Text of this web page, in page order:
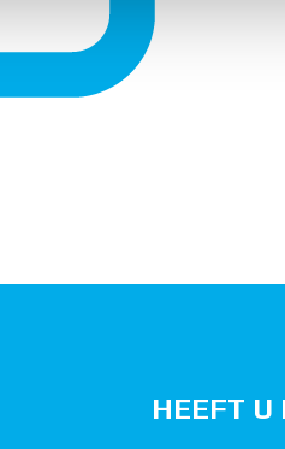
HEEFT U